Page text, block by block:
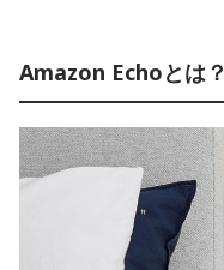
Amazon Echoとは？